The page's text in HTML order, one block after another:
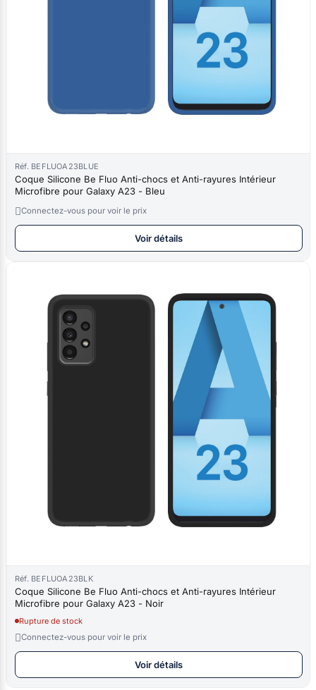
Réf. BEFLUOA23BLUE
Coque Silicone Be Fluo Anti-chocs et Anti-rayures Intérieur
Microfibre pour Galaxy A23 - Bleu
Connectez-vous pour voir le prix
Voir détails
Réf. BEFLUOA23BLK
Coque Silicone Be Fluo Anti-chocs et Anti-rayures Intérieur
Microfibre pour Galaxy A23 - Noir
Rupture de stock
Connectez-vous pour voir le prix
Voir détails